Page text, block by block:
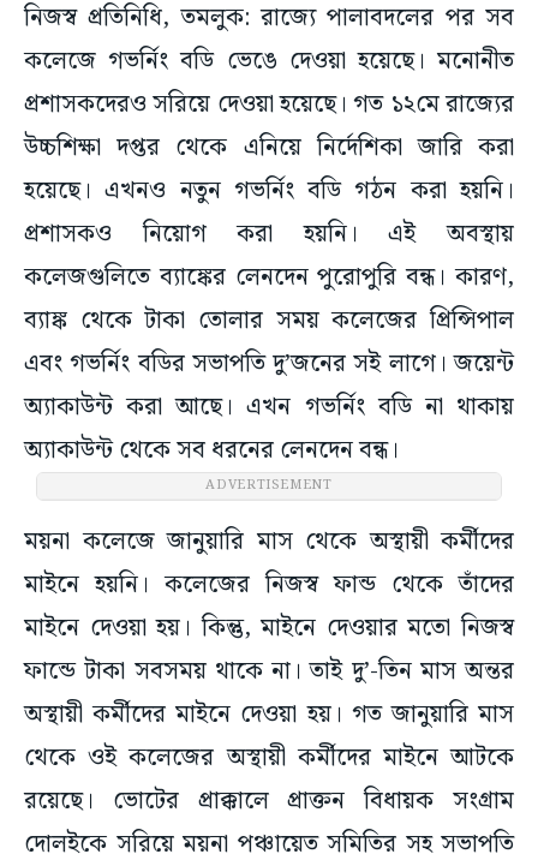
নিজস্ব প্রতিনিধি, তমলুক: রাজ্যে পালাবদলের পর সব
কলেজে গভর্নিং বডি ভেঙে দেওয়া হয়েছে। মনোনীত
প্রশাসকদেরও সরিয়ে দেওয়া হয়েছে। গত ১২মে রাজ্যের
উচ্চশিক্ষা দপ্তর থেকে এনিয়ে নির্দেশিকা জারি করা
হয়েছে। এখনও নতুন গভর্নিং বডি গঠন করা হয়নি।
প্রশাসকও নিয়োগ করা হয়নি। এই অবস্থায়
কলেজগুলিতে ব্যাঙ্কের লেনদেন পুরোপুরি বন্ধ। কারণ,
ব্যাঙ্ক থেকে টাকা তোলার সময় কলেজের প্রিন্সিপাল
এবং গভর্নিং বডির সভাপতি দু’জনের সই লাগে। জয়েন্ট
অ্যাকাউন্ট করা আছে। এখন গভর্নিং বডি না থাকায়
অ্যাকাউন্ট থেকে সব ধরনের লেনদেন বন্ধ।
ADVERTISEMENT
ময়না কলেজে জানুয়ারি মাস থেকে অস্থায়ী কর্মীদের
মাইনে হয়নি। কলেজের নিজস্ব ফান্ড থেকে তাঁদের
মাইনে দেওয়া হয়। কিন্তু, মাইনে দেওয়ার মতো নিজস্ব
ফান্ডে টাকা সবসময় থাকে না। তাই দু’-তিন মাস অন্তর
অস্থায়ী কর্মীদের মাইনে দেওয়া হয়। গত জানুয়ারি মাস
থেকে ওই কলেজের অস্থায়ী কর্মীদের মাইনে আটকে
রয়েছে। ভোটের প্রাক্কালে প্রাক্তন বিধায়ক সংগ্রাম
দোলইকে সরিয়ে ময়না পঞ্চায়েত সমিতির সহ সভাপতি